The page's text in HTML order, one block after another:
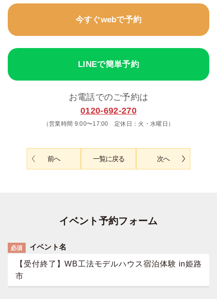
今すぐwebで予約
LINEで簡単予約
お電話でのご予約は
0120-692-270
（営業時間 9:00〜17:00 定休日：火・水曜日）
前へ 一覧に戻る 次へ
イベント予約フォーム
必須 イベント名
【受付終了】WB工法モデルハウス宿泊体験 in姫路
市